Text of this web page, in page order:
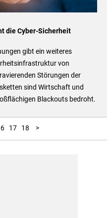
die Cyber-Sicherheit
gibt ein weiteres
von
Störungen der
sind Wirtschaft und
Blackouts bedroht.
17 18 >